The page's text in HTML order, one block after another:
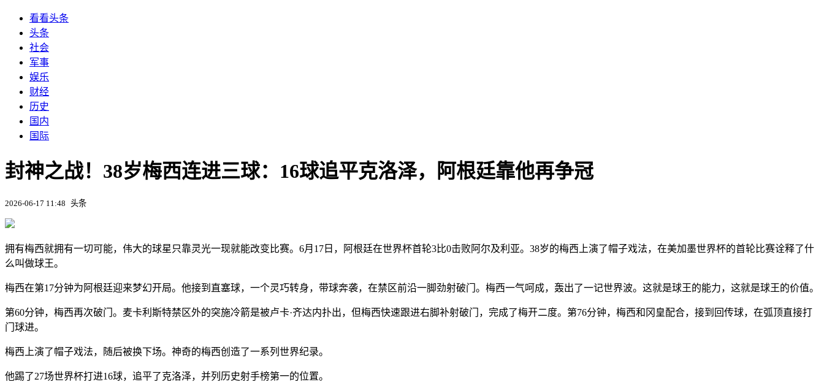
看看头条
头条
社会
军事
娱乐
财经
历史
国内
国际
封神之战！38岁梅西连进三球：16球追平克洛泽，阿根廷靠他再争冠
2026-06-17 11:48 头条
拥有梅西就拥有一切可能，伟大的球星只靠灵光一现就能改变比赛。6月17日，阿根廷在世界杯首轮3比0击败阿尔及利亚。38岁的梅西上演了帽子戏法，在美加墨世界杯的首轮比赛诠释了什
么叫做球王。
梅西在第17分钟为阿根廷迎来梦幻开局。他接到直塞球，一个灵巧转身，带球奔袭，在禁区前沿一脚劲射破门。梅西一气呵成，轰出了一记世界波。这就是球王的能力，这就是球王的价值。
第60分钟，梅西再次破门。麦卡利斯特禁区外的突施冷箭是被卢卡·齐达内扑出，但梅西快速跟进右脚补射破门，完成了梅开二度。第76分钟，梅西和冈皇配合，接到回传球，在弧顶直接打
门球进。
梅西上演了帽子戏法，随后被换下场。神奇的梅西创造了一系列世界纪录。
他踢了27场世界杯打进16球，追平了克洛泽，并列历史射手榜第一的位置。